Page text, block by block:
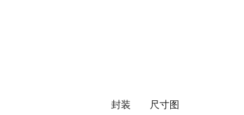
封装 尺寸图